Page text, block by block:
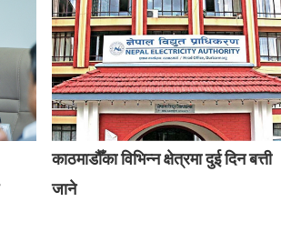
काठमाडौँका विभिन्न क्षेत्रमा दुई दिन बत्ती
जाने